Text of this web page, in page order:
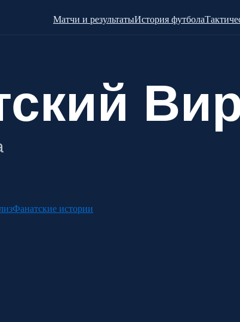
Матчи и результатыИстория футбола
Фанатские истории